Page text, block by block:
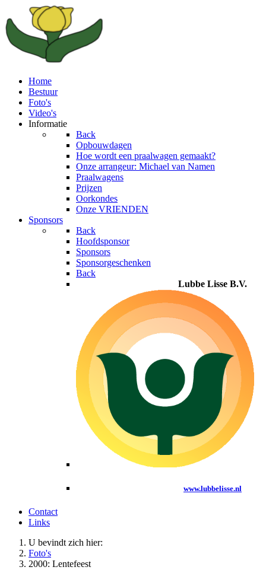
Home
Bestuur
Foto's
Video's
Informatie
Back
Opbouwdagen
Hoe wordt een praalwagen gemaakt?
Onze arrangeur: Michael van Namen
Praalwagens
Prijzen
Oorkondes
Onze VRIENDEN
Sponsors
Back
Hoofdsponsor
Sponsors
Sponsorgeschenken
Back
Lubbe Lisse B.V.
www.lubbelisse.nl
Contact
Links
U bevindt zich hier:
Foto's
2000: Lentefeest